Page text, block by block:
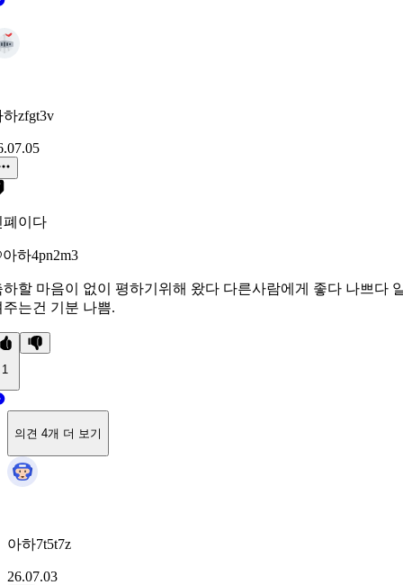
하zfgt3v
폐이다
아하4pn2m3
하할 마음이 없이 평하기위해 왔다 다른사람에게 좋다 나쁘다
주는건 기분 나쁨.
1
의견 4개 더 보기
아하7t5t7z
26.07.03